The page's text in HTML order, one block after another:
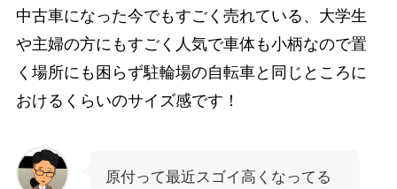
中古車になった今でもすごく売れている、大学生
や主婦の方にもすごく人気で車体も小柄なので置
く場所にも困らず駐輪場の自転車と同じところに
おけるくらいのサイズ感です！
原付って最近スゴイ高くなってる